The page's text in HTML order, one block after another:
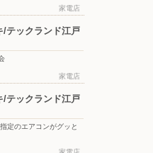
家電店
/テックランド江戸
家電店
/テックランド江戸
定のエアコンがグッと